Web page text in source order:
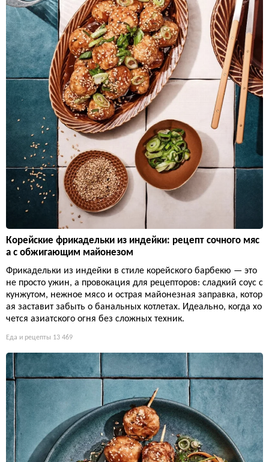
Корейские фрикадельки из индейки: рецепт сочного мяс
а с обжигающим майонезом
Фрикадельки из индейки в стиле корейского барбекю — это
не просто ужин, а провокация для рецепторов: сладкий соус с
кунжутом, нежное мясо и острая майонезная заправка, котор
ая заставит забыть о банальных котлетах. Идеально, когда хо
чется азиатского огня без сложных техник.
Еда и рецепты 13 469